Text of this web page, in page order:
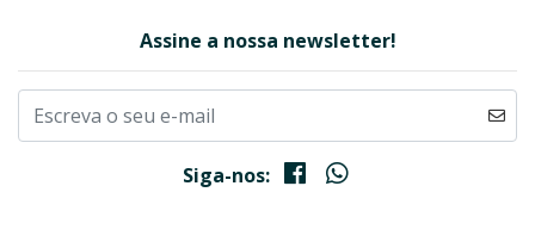
Assine a nossa newsletter!
Siga-nos: